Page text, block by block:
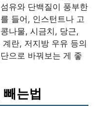
유와 단백질이 풍부한
들어, 인스턴트나 고
나물, 시금치, 당근,
란, 저지방 우유 등의
으로 바꿔보는 게 좋
는법